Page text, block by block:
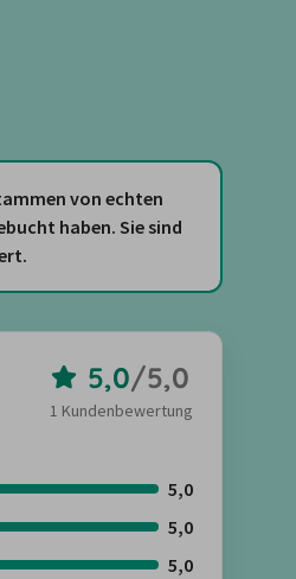
von echten
haben. Sie sind
5,0/5,0
1 Kundenbewertung
5,0
5,0
5,0